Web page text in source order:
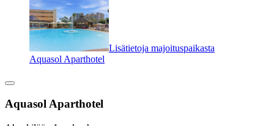
Lisätietoja majoituspaikasta
Aquasol Aparthotel
Aquasol Aparthotel